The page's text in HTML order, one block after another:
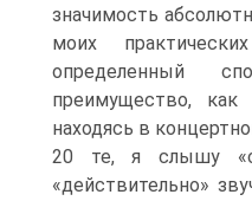
значимость
моих
определенный
преимущество,
находясь в
20 те, я слышу
«действительно»